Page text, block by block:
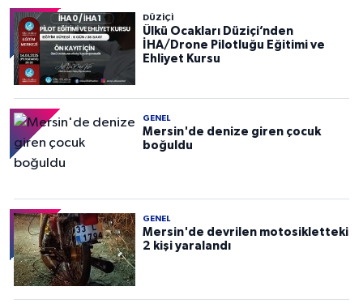
DÜZIÇI
Ülkü Ocakları Düziçi’nden
İHA/Drone Pilotluğu Eğitimi ve
Ehliyet Kursu
GENEL
Mersin'de denize giren çocuk
boğuldu
GENEL
Mersin'de devrilen motosikletteki
2 kişi yaralandı